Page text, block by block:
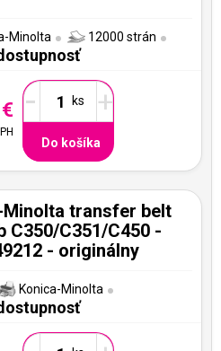
Minolta 12000 strán
- +
Do košíka
Minolta transfer belt
C350/C351/C450 -
- originálny
Konica-Minolta